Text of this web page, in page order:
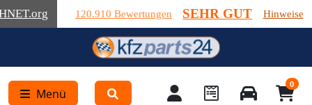
.org 120.910 Bewertungen SEHR GUT Hinweise
Menü
0